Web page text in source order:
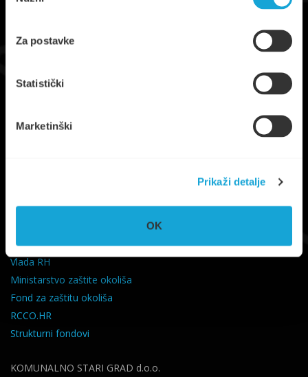
Za postavke
Statistički
Marketinški
Prikaži detalje
OK
Trg Ploča 7, Stari Grad, otok Hvar
Splitsko-Dalmatinska županija
Vlada RH
Ministarstvo zaštite okoliša
Fond za zaštitu okoliša
RCCO.HR
Strukturni fondovi
KOMUNALNO STARI GRAD d.o.o.